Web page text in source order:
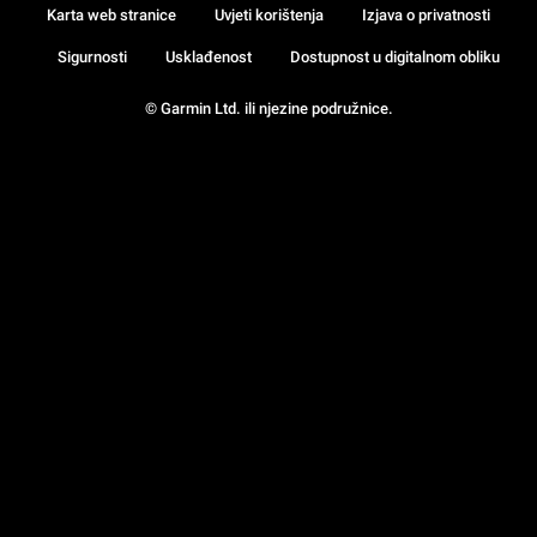
© Garmin Ltd. ili njezine podružnice.
Karta web stranice Uvjeti korištenja Izjava o privatnosti
Sigurnosti Usklađenost Dostupnost u digitalnom obliku